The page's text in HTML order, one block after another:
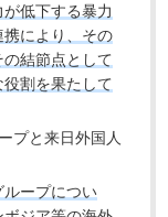
低下する暴力
により、その
結節点として
割を果たして
プと来日外国人
ープについ